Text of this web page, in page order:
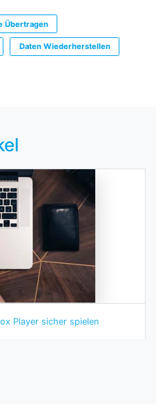
Übertragen
Daten Wiederherstellen
Player sicher spielen